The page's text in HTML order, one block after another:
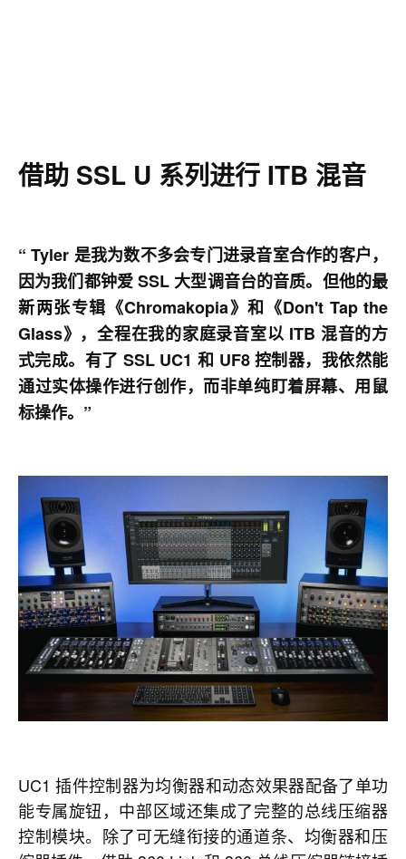
借助 SSL U 系列进行 ITB 混音
“ Tyler 是我为数不多会专门进录音室合作的客户，
因为我们都钟爱 SSL 大型调音台的音质。但他的最
新两张专辑《Chromakopia》和《Don't Tap the
Glass》，全程在我的家庭录音室以 ITB 混音的方
式完成。有了 SSL UC1 和 UF8 控制器，我依然能
通过实体操作进行创作，而非单纯盯着屏幕、用鼠
标操作。”
UC1 插件控制器为均衡器和动态效果器配备了单功
能专属旋钮，中部区域还集成了完整的总线压缩器
控制模块。除了可无缝衔接的通道条、均衡器和压